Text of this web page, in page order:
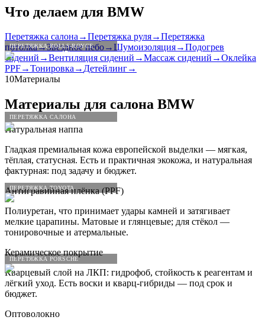
ПЕРЕТЯЖКА ROLLS-ROYCE
ПЕРЕТЯЖКА САЛОНА
ПЕРЕТЯЖКА TOYOTA
ПЕРЕТЯЖКА PORSCHE
Что делаем для BMW
Перетяжка салона→Перетяжка руля→Перетяжка
потолка→Звёздное небо→Шумоизоляция→Подогрев
сидений →Вентиляция сидений →Массаж сидений →Оклейка
PPF→Тонировка→Детейлинг→
10Материалы
Материалы для салона BMW
Натуральная наппа
Гладкая премиальная кожа европейской выделки — мягкая,
тёплая, статусная. Есть и практичная экокожа, и натуральная
фактурная: под задачу и бюджет.
Антигравийная плёнка (PPF)
Полиуретан, что принимает удары камней и затягивает
мелкие царапины. Матовые и глянцевые; для стёкол —
тонировочные и атермальные.
Керамическое покрытие
Кварцевый слой на ЛКП: гидрофоб, стойкость к реагентам и
лёгкий уход. Есть воски и кварц-гибриды — под срок и
бюджет.
Оптоволокно